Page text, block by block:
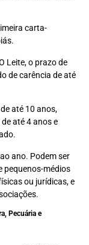
carta-
Leite, o prazo de
de carência de até
até 10 anos,
até 4 anos e
ano. Podem ser
pequenos-médios
ou jurídicas, e
Pecuária e